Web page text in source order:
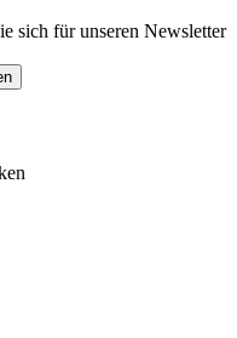
sich für unseren Newsletter